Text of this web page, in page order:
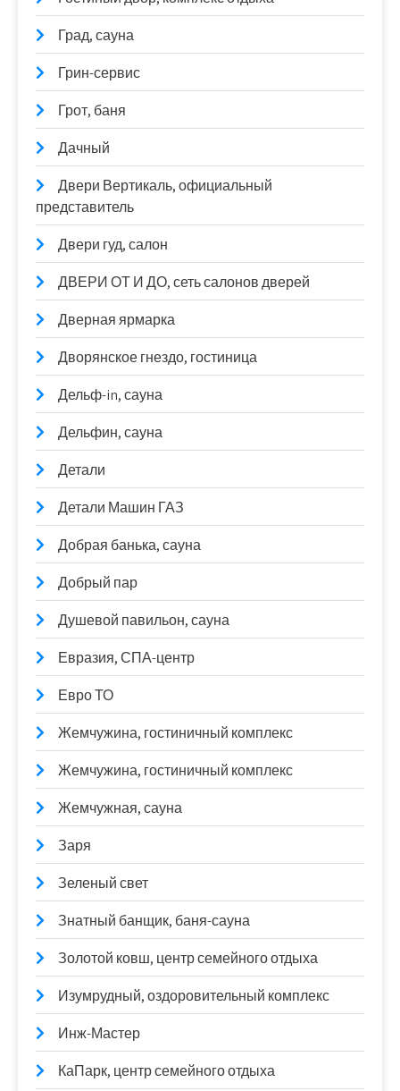
Град, сауна
Грин-сервис
Грот, баня
Дачный
Двери Вертикаль, официальный
представитель
Двери гуд, салон
ДВЕРИ ОТ И ДО, сеть салонов дверей
Дверная ярмарка
Дворянское гнездо, гостиница
Дельф-in, сауна
Дельфин, сауна
Детали
Детали Машин ГАЗ
Добрая банька, сауна
Добрый пар
Душевой павильон, сауна
Евразия, СПА-центр
Евро ТО
Жемчужина, гостиничный комплекс
Жемчужина, гостиничный комплекс
Жемчужная, сауна
Заря
Зеленый свет
Знатный банщик, баня-сауна
Золотой ковш, центр семейного отдыха
Изумрудный, оздоровительный комплекс
Инж-Мастер
КаПарк, центр семейного отдыха